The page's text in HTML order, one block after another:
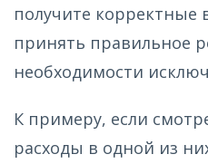
получите
принять правильное
необходимости
К примеру, если
расходы в одной из